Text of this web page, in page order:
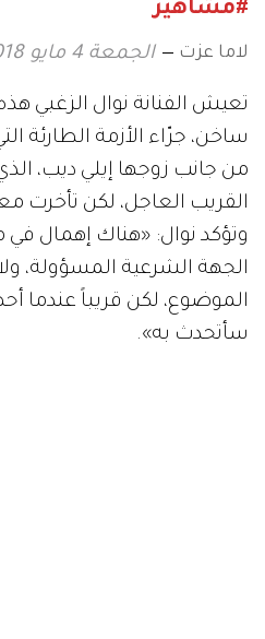
#مشاهير
لاما عزت الجمعة 4 مايو 2018 12:12
تعيش الفنانة نوال الزغبي
ساخن، جرّاء الأزمة الطارئة
من جانب زوجها إيلي ديب،
القريب العاجل، لكن تأخرت
وتؤكد نوال: «هناك إهمال
الجهة الشرعية المسؤولة،
الموضوع، لكن قريباً عندما
سأتحدث به».